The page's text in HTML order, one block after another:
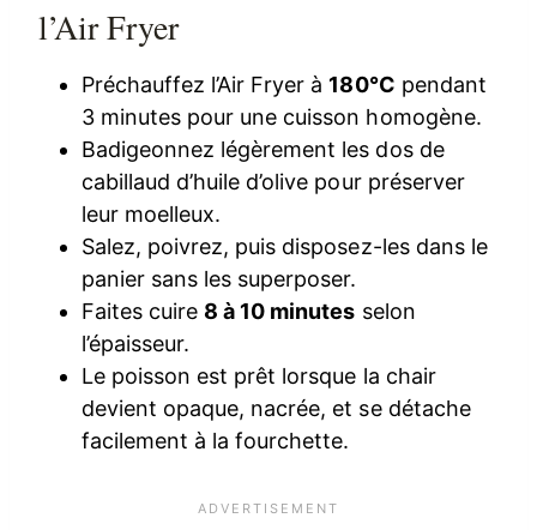
l’Air Fryer
Préchauffez l’Air Fryer à 180°C pendant
3 minutes pour une cuisson homogène.
Badigeonnez légèrement les dos de
cabillaud d’huile d’olive pour préserver
leur moelleux.
Salez, poivrez, puis disposez-les dans le
panier sans les superposer.
Faites cuire 8 à 10 minutes selon
l’épaisseur.
Le poisson est prêt lorsque la chair
devient opaque, nacrée, et se détache
facilement à la fourchette.